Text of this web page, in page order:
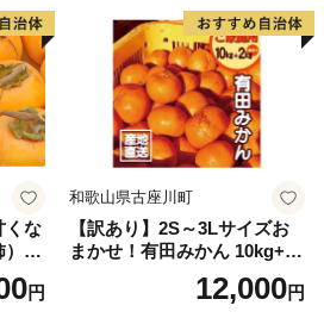
くな
）吊
60～
円
和歌山県古座川町
【訳あり】2S～3Lサイズお
まかせ！有田みかん 10kg+2k
g保証分 11月から12月下旬ま
でに順次発送致します。 / 訳
12,000円